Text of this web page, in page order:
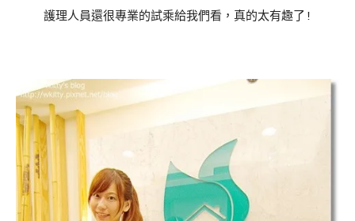
護理人員還很專業的試乘給我們看，真的太有趣了!